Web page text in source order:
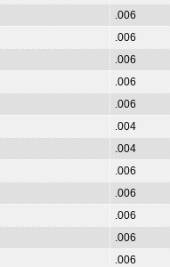
.006
.006
.006
.006
.006
.004
.004
.006
.006
.006
.006
.006